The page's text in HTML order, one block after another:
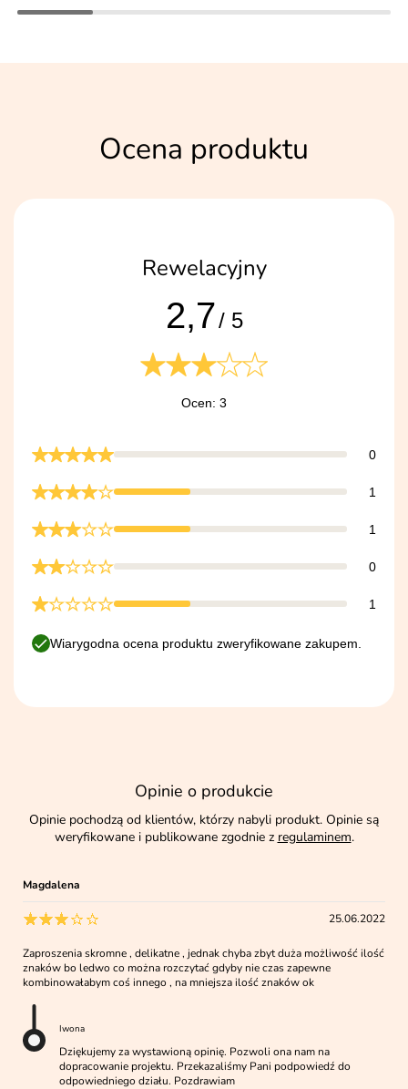
Ocena produktu
Rewelacyjny
2,7/ 5
Ocen: 3
0
1
1
0
1
Wiarygodna ocena produktu zweryfikowane zakupem.
Opinie o produkcie
Opinie pochodzą od klientów, którzy nabyli produkt. Opinie są
weryfikowane i publikowane zgodnie z regulaminem.
Magdalena
25.06.2022
Zaproszenia skromne , delikatne , jednak chyba zbyt duża możliwość ilość
znaków bo ledwo co można rozczytać gdyby nie czas zapewne
kombinowałabym coś innego , na mniejsza ilość znaków ok
Iwona
Dziękujemy za wystawioną opinię. Pozwoli ona nam na
dopracowanie projektu. Przekazaliśmy Pani podpowiedź do
odpowiedniego działu. Pozdrawiam